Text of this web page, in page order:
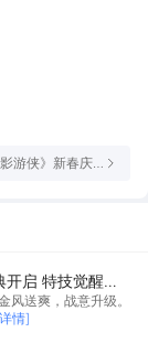
游侠》新春庆
开启 特技觉醒系
风送爽，战意升级。
情]